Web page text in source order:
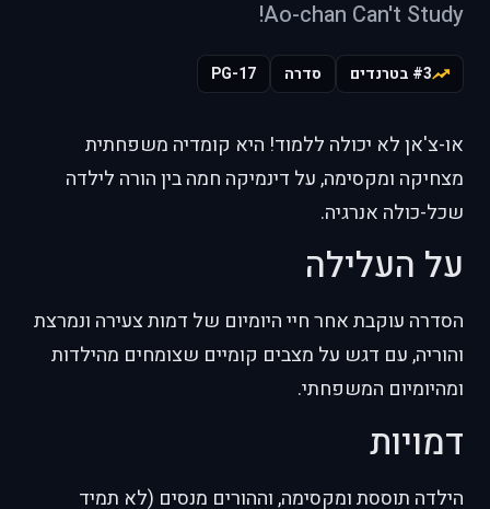
Ao-chan Can't Study!
#3 בטרנדים סדרה PG-17
או-צ'אן לא יכולה ללמוד! היא קומדיה משפחתית
מצחיקה ומקסימה, על דינמיקה חמה בין הורה לילדה
שכל-כולה אנרגיה.
על העלילה
הסדרה עוקבת אחר חיי היומיום של דמות צעירה ונמרצת
והוריה, עם דגש על מצבים קומיים שצומחים מהילדות
ומהיומיום המשפחתי.
דמויות
הילדה תוססת ומקסימה, וההורים מנסים (לא תמיד